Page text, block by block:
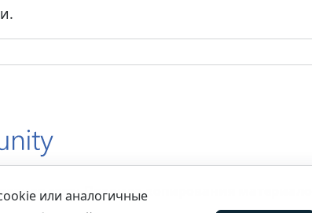
связьПравила копирования материалов
или аналогичные